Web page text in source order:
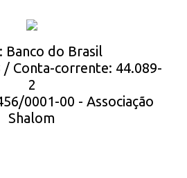
Banco do Brasil
/ Conta-corrente: 44.089-
2
0001-00 - Associação
Shalom